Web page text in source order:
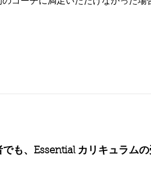
も、Essential カリキュラム